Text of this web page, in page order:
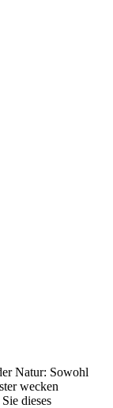
Natur: Sowohl
wecken
dieses